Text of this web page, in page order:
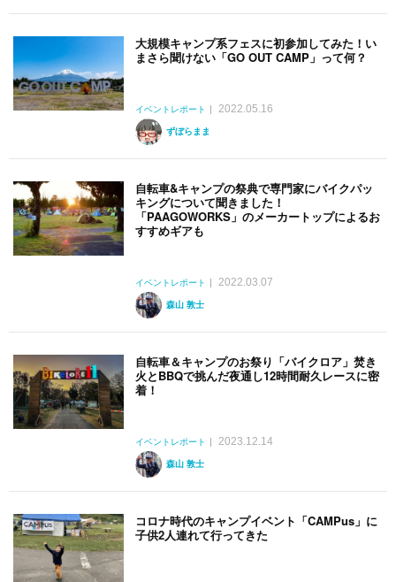
大規模キャンプ系フェスに初参加してみた！い
まさら聞けない「GO OUT CAMP」って何？
イベントレポート
2022.05.16
ずぼらまま
自転車&キャンプの祭典で専門家にバイクパッ
キングについて聞きました！
「PAAGOWORKS」のメーカートップによるお
すすめギアも
イベントレポート
2022.03.07
森山 敦士
自転車＆キャンプのお祭り「バイクロア」焚き
火とBBQで挑んだ夜通し12時間耐久レースに密
着！
イベントレポート
2023.12.14
森山 敦士
コロナ時代のキャンプイベント「CAMPus」に
子供2人連れて行ってきた